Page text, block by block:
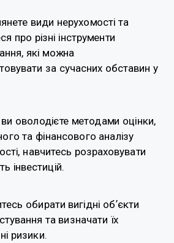
види нерухомості та
про різні інструменти
які можна
за сучасних обставин у
ви оволодієте методами оцінки,
та фінансового аналізу
навчитесь розраховувати
інвестицій.
обирати вигідні обʼєкти
та визначати їх
ризики.